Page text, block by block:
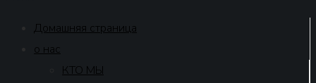
Домашняя страница
о нас
КТО МЫ